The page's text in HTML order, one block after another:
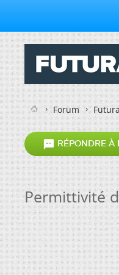
Forum
 RÉPONDRE À
Permittivité